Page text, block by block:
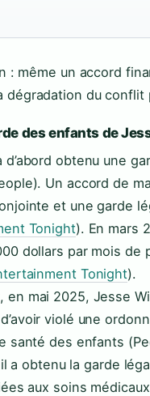
: même un accord
dégradation du conflit
des enfants de
d’abord obtenu une
Un accord de
et une garde
Tonight). En mars
dollars par mois de
Tonight).
en mai 2025, Jesse
violé une
santé des enfants
a obtenu la garde
aux soins